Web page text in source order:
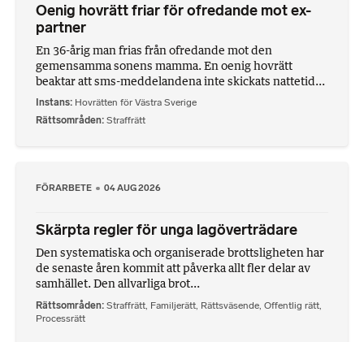
Oenig hovrätt friar för ofredande mot ex-
partner
En 36-årig man frias från ofredande mot den
gemensamma sonens mamma. En oenig hovrätt
beaktar att sms-meddelandena inte skickats nattetid...
Instans Hovrätten för Västra Sverige
Rättsområden Straffrätt
FÖRARBETE 04 AUG 2026
Skärpta regler för unga lagöverträdare
Den systematiska och organiserade brottsligheten har
de senaste åren kommit att påverka allt fler delar av
samhället. Den allvarliga brot...
Rättsområden Straffrätt, Familjerätt, Rättsväsende, Offentlig rätt,
Processrätt